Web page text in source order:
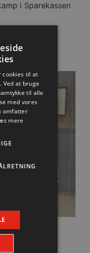
i Sparekassen
første
cookies til at
Ved at bruge
til alle
med vores
omfatter
mere